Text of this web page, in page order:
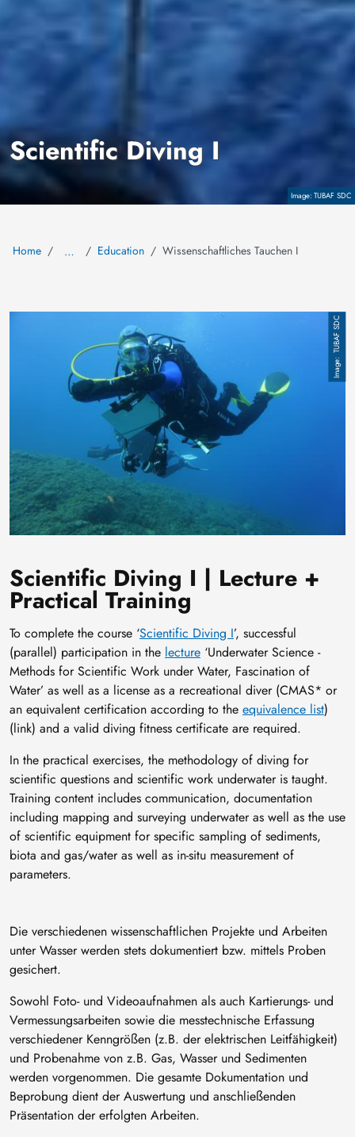
CopyrightTUBAF SDC
Scientific Diving I
Home … Education Wissenschaftliches Tauchen I
TUBAF SDC
Scientific Diving I | Lecture +
Practical Training
To complete the course ‘Scientific Diving I’, successful
(parallel) participation in the lecture ‘Underwater Science -
Methods for Scientific Work under Water, Fascination of
Water’ as well as a license as a recreational diver (CMAS* or
an equivalent certification according to the equivalence list)
(link) and a valid diving fitness certificate are required.
In the practical exercises, the methodology of diving for
scientific questions and scientific work underwater is taught.
Training content includes communication, documentation
including mapping and surveying underwater as well as the use
of scientific equipment for specific sampling of sediments,
biota and gas/water as well as in-situ measurement of
parameters.
Die verschiedenen wissenschaftlichen Projekte und Arbeiten
unter Wasser werden stets dokumentiert bzw. mittels Proben
gesichert.
Sowohl Foto- und Videoaufnahmen als auch Kartierungs- und
Vermessungsarbeiten sowie die messtechnische Erfassung
verschiedener Kenngrößen (z.B. der elektrischen Leitfähigkeit)
und Probenahme von z.B. Gas, Wasser und Sedimenten
werden vorgenommen. Die gesamte Dokumentation und
Beprobung dient der Auswertung und anschließenden
Präsentation der erfolgten Arbeiten.